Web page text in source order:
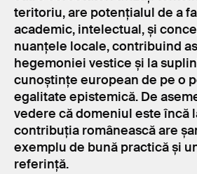
teritoriu, are potențialul de a
academic, intelectual, și
nuanțele locale, contribuind
hegemoniei vestice și la
cunoștințe european de pe o
egalitate epistemică. De
vedere că domeniul este încă
contribuția românească are
exemplu de bună practică și
referință.